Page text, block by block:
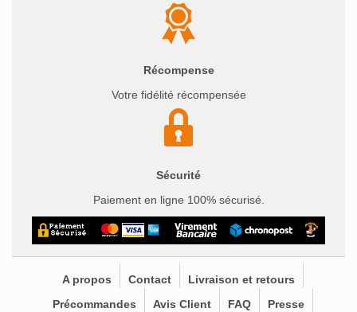
Récompense
Votre fidélité récompensée
Sécurité
Paiement en ligne 100% sécurisé.
A propos Contact
Livraison et retours
Précommandes
Avis Client FAQ
Presse